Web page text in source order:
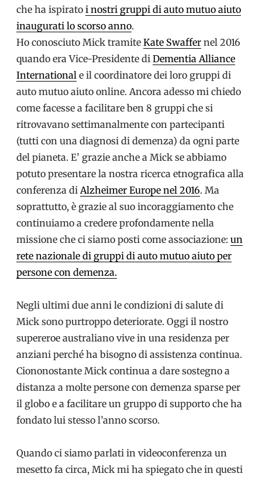
che ha ispirato i nostri gruppi di auto mutuo aiuto
inaugurati lo scorso anno.
Ho conosciuto Mick tramite Kate Swaffer nel 2016
quando era Vice-Presidente di Dementia Alliance
International e il coordinatore dei loro gruppi di
auto mutuo aiuto online. Ancora adesso mi chiedo
come facesse a facilitare ben 8 gruppi che si
ritrovavano settimanalmente con partecipanti
(tutti con una diagnosi di demenza) da ogni parte
del pianeta. E’ grazie anche a Mick se abbiamo
potuto presentare la nostra ricerca etnografica alla
conferenza di Alzheimer Europe nel 2016. Ma
soprattutto, è grazie al suo incoraggiamento che
continuiamo a credere profondamente nella
missione che ci siamo posti come associazione: un
rete nazionale di gruppi di auto mutuo aiuto per
persone con demenza.
Negli ultimi due anni le condizioni di salute di
Mick sono purtroppo deteriorate. Oggi il nostro
supereroe australiano vive in una residenza per
anziani perché ha bisogno di assistenza continua.
Ciononostante Mick continua a dare sostegno a
distanza a molte persone con demenza sparse per
il globo e a facilitare un gruppo di supporto che ha
fondato lui stesso l’anno scorso.
Quando ci siamo parlati in videoconferenza un
mesetto fa circa, Mick mi ha spiegato che in questi